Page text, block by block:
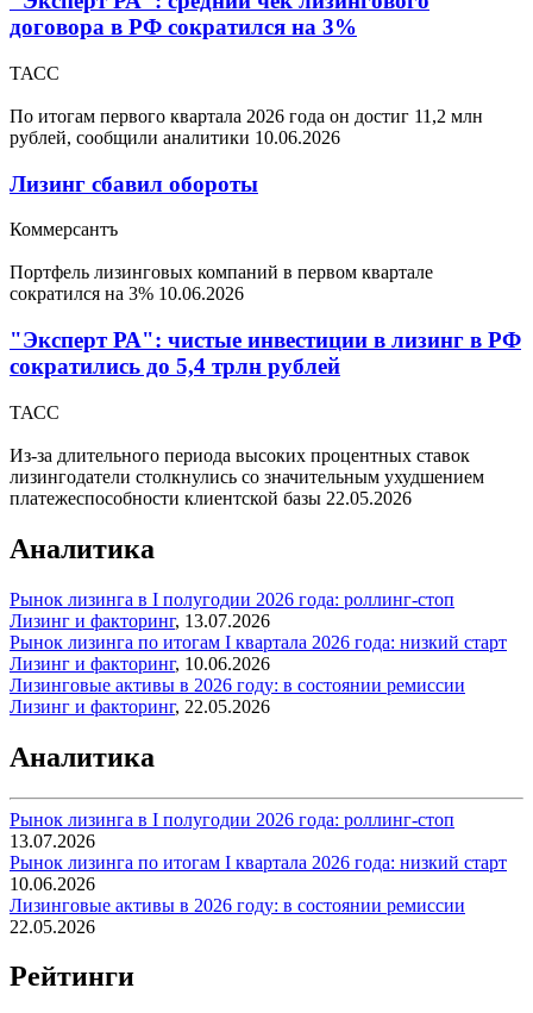
договора в РФ сократился на 3%
ТАСС
По итогам первого квартала 2026 года он достиг 11,2 млн
рублей, сообщили аналитики 10.06.2026
Лизинг сбавил обороты
Коммерсантъ
Портфель лизинговых компаний в первом квартале
сократился на 3% 10.06.2026
"Эксперт РА": чистые инвестиции в лизинг в РФ
сократились до 5,4 трлн рублей
ТАСС
Из-за длительного периода высоких процентных ставок
лизингодатели столкнулись со значительным ухудшением
платежеспособности клиентской базы 22.05.2026
Аналитика
Рынок лизинга в I полугодии 2026 года: роллинг-стоп
Лизинг и факторинг, 13.07.2026
Рынок лизинга по итогам I квартала 2026 года: низкий старт
Лизинг и факторинг, 10.06.2026
Лизинговые активы в 2026 году: в состоянии ремиссии
Лизинг и факторинг, 22.05.2026
Аналитика
Рынок лизинга в I полугодии 2026 года: роллинг-стоп
13.07.2026
Рынок лизинга по итогам I квартала 2026 года: низкий старт
10.06.2026
Лизинговые активы в 2026 году: в состоянии ремиссии
22.05.2026
Рейтинги